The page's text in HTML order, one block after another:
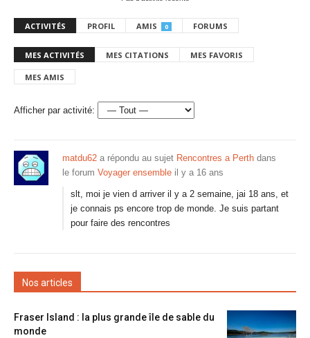
ACTIVITÉS PROFIL AMIS 0 FORUMS
MES ACTIVITÉS MES CITATIONS MES FAVORIS
MES AMIS
Afficher par activité:
matdu62 a répondu au sujet Rencontres a Perth dans
le forum Voyager ensemble il y a 16 ans
slt, moi je vien d arriver il y a 2 semaine, jai 18 ans, et
je connais ps encore trop de monde. Je suis partant
pour faire des rencontres
Nos articles
Fraser Island : la plus grande île de sable du
monde